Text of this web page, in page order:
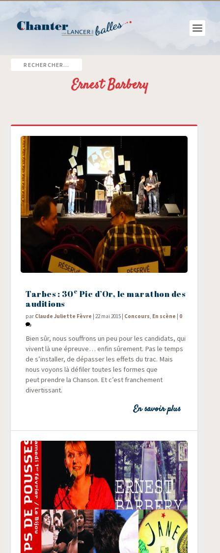
Ernest Barbery
Tarbes : 30e Pic d’Or, le marathon des
auditions
par Claude Juliette Fèvre |22 mai 2015 | Concours En scène | 0
Bien sûr, nous souf­frons un peu pour les can­di­dats, qui
vivent là une épreuve… enfin sûre­ment. Pas le temps
de s’installer, de dépas­ser les effets du trac. Mais
nous voyons là défi­ler toutes les formes que
peut prendre la Chan­son. Et c’est fran­che­ment
divertissant.
En savoir plus